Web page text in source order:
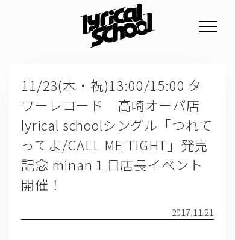
11/23(木・祝)13:00/15:00 タ
ワーレコード 高崎オーパ店
lyrical schoolシングル「つれて
ってよ/CALL ME TIGHT」発売
記念 minan１日店長イベント
開催！
2017.11.21
PROFILE
SCHEDULE
DISCOGRAPHY
GOODS
TICKET